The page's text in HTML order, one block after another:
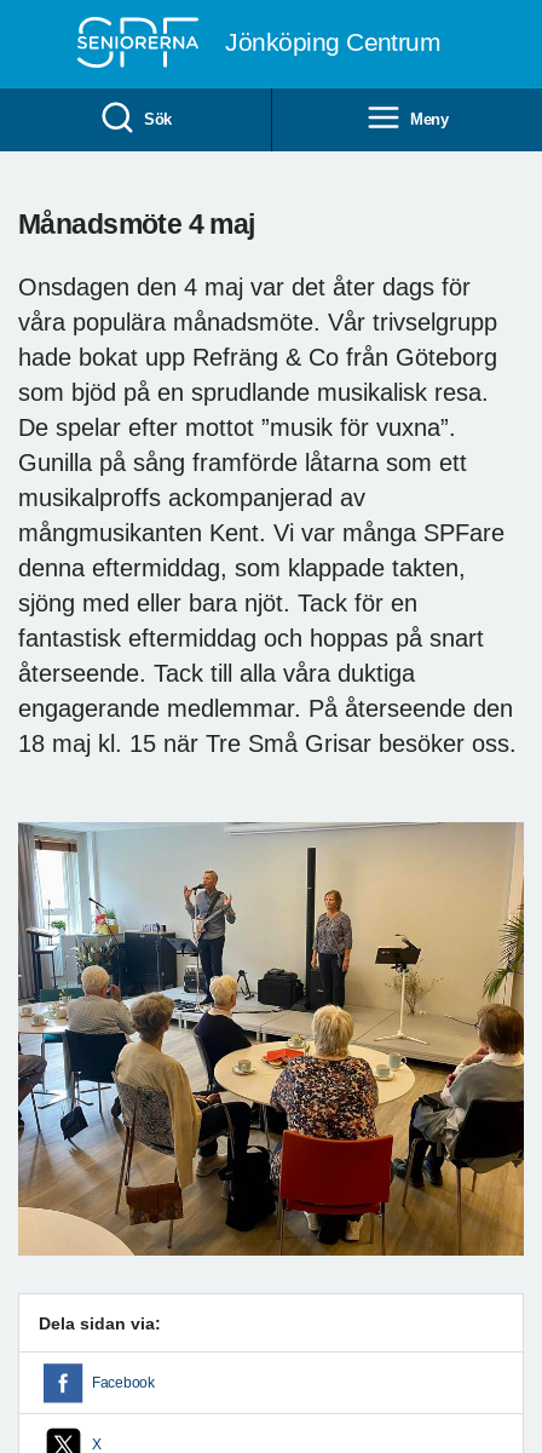
Jönköping Centrum
Sök Meny
Månadsmöte 4 maj
Onsdagen den 4 maj var det åter dags för
våra populära månadsmöte. Vår trivselgrupp
hade bokat upp Refräng & Co från Göteborg
som bjöd på en sprudlande musikalisk resa.
De spelar efter mottot ”musik för vuxna”.
Gunilla på sång framförde låtarna som ett
musikalproffs ackompanjerad av
mångmusikanten Kent. Vi var många SPFare
denna eftermiddag, som klappade takten,
sjöng med eller bara njöt. Tack för en
fantastisk eftermiddag och hoppas på snart
återseende. Tack till alla våra duktiga
engagerande medlemmar. På återseende den
18 maj kl. 15 när Tre Små Grisar besöker oss.
Dela sidan via:
Facebook
X